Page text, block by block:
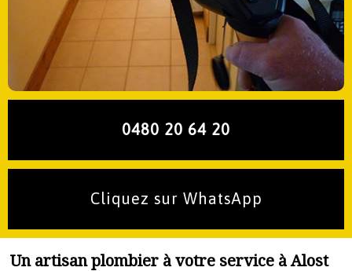
0480 20 64 20
Cliquez sur WhatsApp
Un artisan plombier à votre service à Alost